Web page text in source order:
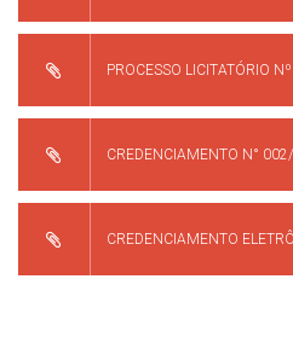
PROCESSO LICITATÓRIO
CREDENCIAMENTO N°
CREDENCIAMENTO